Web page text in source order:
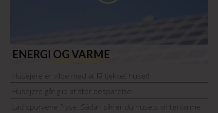
ENERGI OG VARME
Husejere er vilde med at få tjekket huset!
Husejere går glip af stor besparelse!
Lad spurvene fryse: Sådan sikrer du husets vintervarme